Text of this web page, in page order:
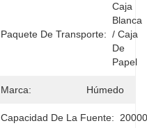
Paquete De Transporte:
Caja
Blanca
/ Caja
De
Papel
Marca: Húmedo
Capacidad De La Fuente: